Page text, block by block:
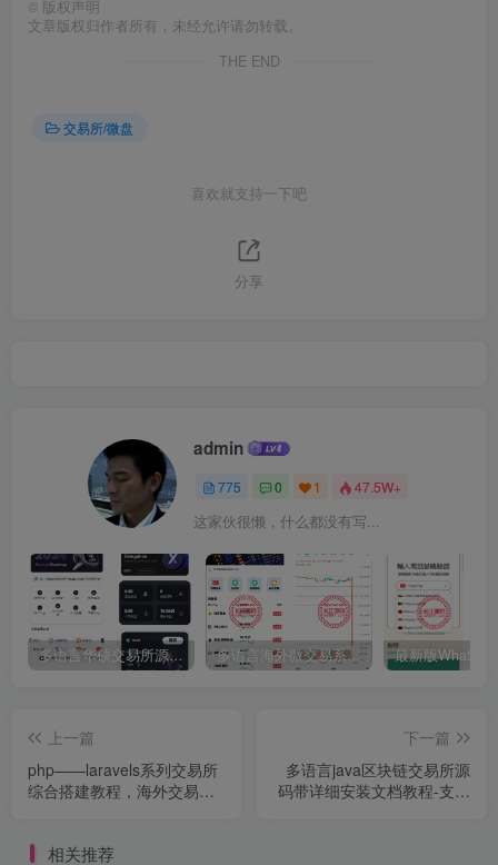
© 版权声明
文章版权归作者所有，未经允许请勿转载。
THE END
交易所/微盘
喜欢就支持一下吧
分享
admin
775 0 1 47.5W+
这家伙很懒，什么都没有写...
多语言华硕交易所源码/手机端uniapp电脑端vue.支持秒合约/币币/国际黄金/U本位合约/DeFi挖矿 多语言海外微交易系统源码/虚拟币黄金期货外汇微盘
上一篇
php——laravels系列交易所
综合搭建教程，海外交易所
下一篇
多语言java区块链交易所源
码带详细安装文档教程-支持
相关推荐